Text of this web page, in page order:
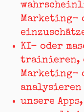
Marketing-
KI- oder
trainieren,
Marketing-
analysieren
unsere